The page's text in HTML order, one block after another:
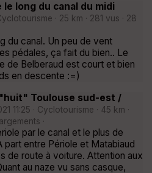
le long du canal du midi
· 25 km · 281 vus · 28
du canal. Un peu de vent
pédales, ça fait du bien.. Le
de Belberaud est court et bien
en descente :=)
Toulouse sud-est /
11:25 · Cyclotourisme · 45 km ·
·
par le canal et le plus de
entre Périole et Matabiaud
de route à voiture. Attention aux
au naze vu sans casque,